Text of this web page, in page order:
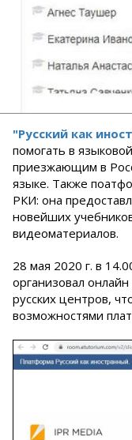
"Русский как
помогать в
приезжающим в
языке. Также
РКИ: она
новейших
видеоматериалов.
28 мая 2020 г. в
организовал
русских центров,
возможностями